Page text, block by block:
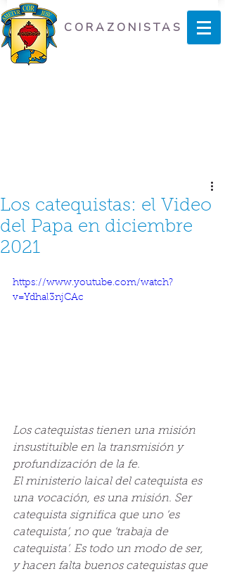
CORAZONISTAS
Los catequistas: el Video
del Papa en diciembre
2021
https://www.youtube.com/watch?
v=Ydhal3njCAc
Los catequistas tienen una misión
insustituible en la transmisión y
profundización de la fe.
El ministerio laical del catequista es
una vocación, es una misión. Ser
catequista significa que uno ‘es
catequista’, no que ‘trabaja de
catequista’. Es todo un modo de ser,
y hacen falta buenos catequistas que